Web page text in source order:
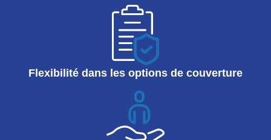
Flexibilité dans les options de couverture